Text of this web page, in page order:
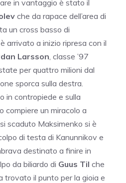
in vantaggio è stato il
che da rapace dell’area di
un cross basso di
arrivato a inizio ripresa con il
Larsson, classe ’97
per quattro milioni dal
sporca sulla destra.
in contropiede e sulla
un miracolo a
scaduto Maksimenko si è
di testa di Kanunnikov e
destinato a finire in
da biliardo di Guus Til che
trovato il punto per la gioia e